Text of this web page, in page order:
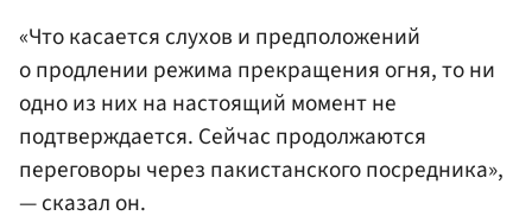
«Что касается слухов и предположений
о продлении режима прекращения огня, то ни
одно из них на настоящий момент не
подтверждается. Сейчас продолжаются
переговоры через пакистанского посредника»,
— сказал он.